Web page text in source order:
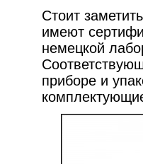
Стоит
имеют
немецкой
приборе и